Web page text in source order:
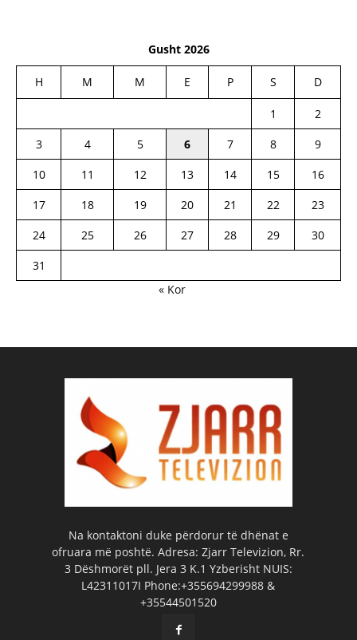
Gusht 2026
H M M E P S D
1
2
3
4 5 6 7 8
9
10
11 12 13 14 15
16
17
18 19 20 21 22
23
24
25 26 27 28 29
30
31
« Kor
Na kontaktoni duke përdorur të dhënat e
ofruara më poshtë. Adresa: Zjarr Televizion, Rr.
3 Dëshmorët pll. Jera 3 K.1 Yzberisht NUIS:
L42311017I Phone:+355694299988 &
+35544501520